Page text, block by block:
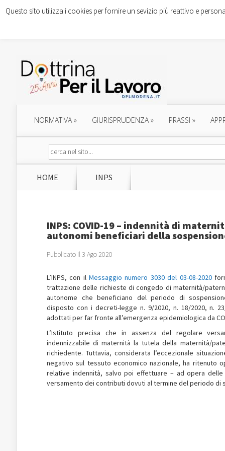
NORMATIVA» GIURISPRUDENZA» PRASSI »
HOME INPS
INPS: COVID-19 – indennità di
autonomi beneficiari della
Pubblicato il 3 Ago 2020
L’INPS, con ilMessaggio numero 3030 del 03-08-2020
trattazione delle richieste di congedo di maternità/
autonome che beneficiano del periodo di
disposto con i decreti-legge n. 9/2020, n. 18/2020, n.
adottati per far fronte all’emergenza epidemiologica da
L’Istituto precisa che in assenza del regolare
indennizzabile di maternità la tutela della maternità/
richiedente. Tuttavia, considerata l’eccezionale
negativo sul tessuto economico nazionale, ha ritenuto
relative indennità, salvo poi effettuare – ad opera
versamento dei contributi dovuti al termine del periodo di
Questo sito utilizza i cookies per fornire un sevizio più reattivo e